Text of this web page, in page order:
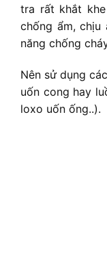
tra rất khắt
chống ẩm,
năng chống
Nên sử dụng
uốn cong hay
loxo uốn ống..).